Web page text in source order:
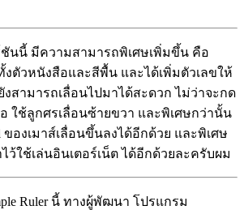
ชันนี้ มีความสามารถพิเศษเพิ่มขึ้น คือ
งตัวหนังสือและสีพื้น และได้เพิ่มตัวเลขให้
สามารถเลื่อนไปมาได้สะดวก ไม่ว่าจะกด
ใช้ลูกศรเลื่อนซ้ายขวา และพิเศษกว่านั้น
องเมาส์เลื่อนขึ้นลงได้อีกด้วย และพิเศษ
ไว้ใช้เล่นอินเตอร์เน็ต ได้อีกด้วยละครับผม
Ruler นี้ ทางผู้พัฒนา โปรแกรม